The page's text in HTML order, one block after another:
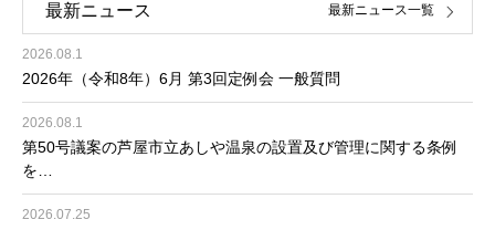
最新ニュース
2026.08.1
2026年（令和8年）6月 第3回定例会 一般質問
2026.08.1
第50号議案の芦屋市立あしや温泉の設置及び管理に関する条例
を…
2026.07.25
最新ニュース一覧